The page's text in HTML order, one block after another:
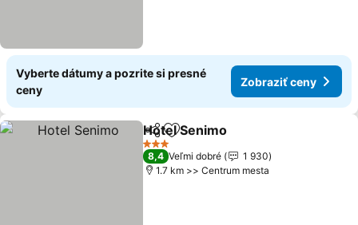
Vyberte dátumy a pozrite si presné
ceny
Zobraziť ceny
ZdieľaťPridať do obľúbených
Hotel Senimo
3 Počet hviezdičiek
8,4 Veľmi dobré
1 930
1.7 km >> Centrum mesta